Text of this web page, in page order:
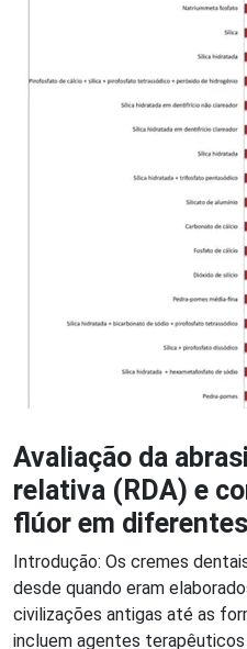
Avaliação da
relativa (RDA) e
flúor em
Introdução: Os cremes
desde quando eram
civilizações antigas até as
incluem agentes